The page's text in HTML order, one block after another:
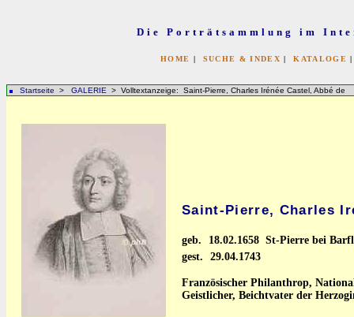
Die Porträtsammlung im
HOME | SUCHE & INDEX |KATALOGE
Startseite > GALERIE > Volltextanzeige: Saint-Pierre, Charles Irénée Castel, Abbé de
Saint-Pierre, Charles
geb.
18.02.1658 St-Pierre bei
gest.
29.04.1743
Französischer Philanthrop,
Geistlicher, Beichtvater der